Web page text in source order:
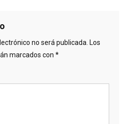
no será publicada. Los
marcados con *